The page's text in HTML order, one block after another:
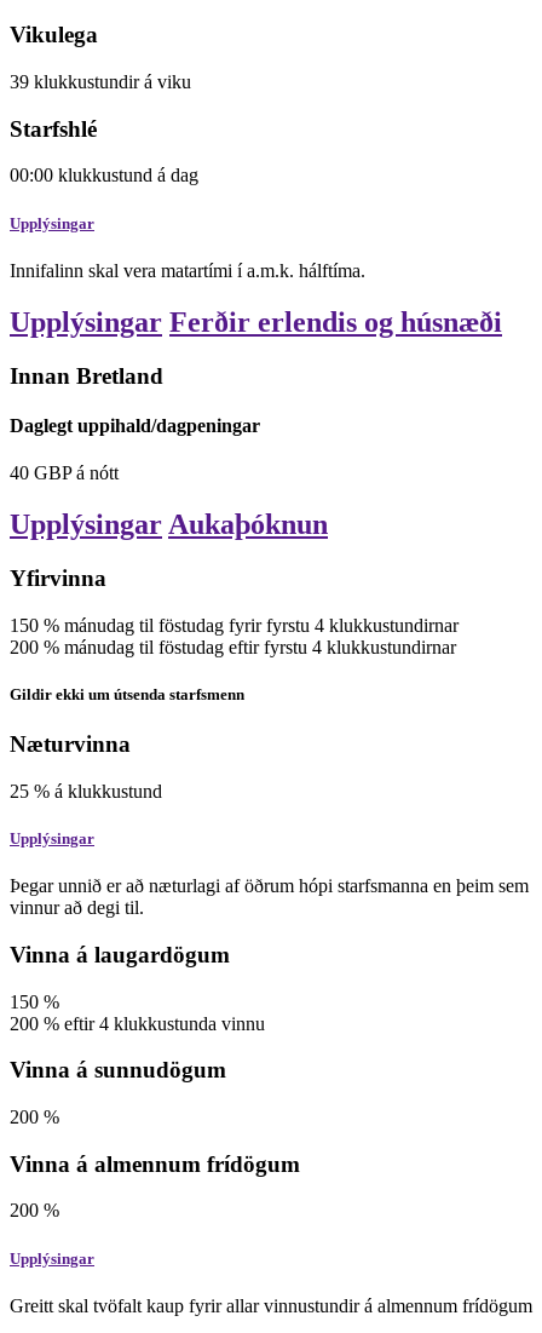
Vikulega
39 klukkustundirá viku
Starfshlé
00:00 klukkustund á dag
Upplýsingar
Innifalinn skal vera matartími í a.m.k. hálftíma.
Upplýsingar Ferðir erlendis og húsnæði
Innan Bretland
Daglegt uppihald/dagpeningar
40 GBPá nótt
Upplýsingar Aukaþóknun
Yfirvinna
150 % mánudag til föstudag fyrir fyrstu 4 klukkustundirnar
200 % mánudag til föstudag eftir fyrstu 4 klukkustundirnar
Gildir ekki um útsenda starfsmenn
Næturvinna
25 % á klukkustund
Upplýsingar
Þegar unnið er að næturlagi af öðrum hópi starfsmanna en þeim sem
vinnur að degi til.
Vinna á laugardögum
150 %
200 % eftir 4 klukkustunda vinnu
Vinna á sunnudögum
200 %
Vinna á almennum frídögum
200 %
Upplýsingar
Greitt skal tvöfalt kaup fyrir allar vinnustundir á almennum frídögum